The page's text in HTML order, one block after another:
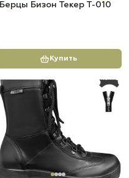
Берцы Бизон Текер Т-010
Купить